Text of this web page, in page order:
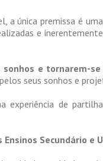
a única premissa é uma
e
e tornarem-
seus sonhos e
experiência de
Ensinos Secundário e